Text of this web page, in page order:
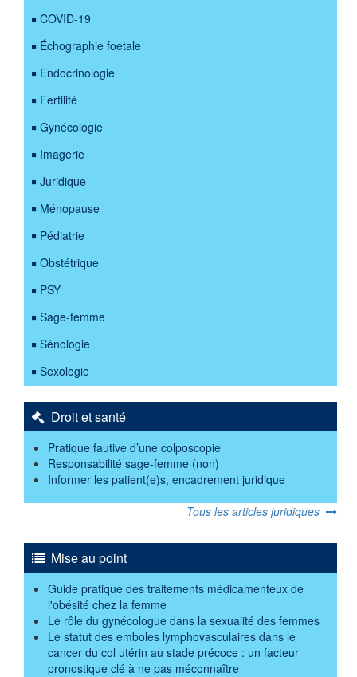
COVID-19
Échographie foetale
Endocrinologie
Fertilité
Gynécologie
Imagerie
Juridique
Ménopause
Pédiatrie
Obstétrique
PSY
Sage-femme
Sénologie
Sexologie
Droit et santé
Pratique fautive d’une colposcopie
Responsabilité sage-femme (non)
Informer les patient(e)s, encadrement juridique
Tous les articles juridiques
Mise au point
Guide pratique des traitements médicamenteux de
l'obésité chez la femme
Le rôle du gynécologue dans la sexualité des femmes
Le statut des emboles lymphovasculaires dans le
cancer du col utérin au stade précoce : un facteur
pronostique clé à ne pas méconnaître